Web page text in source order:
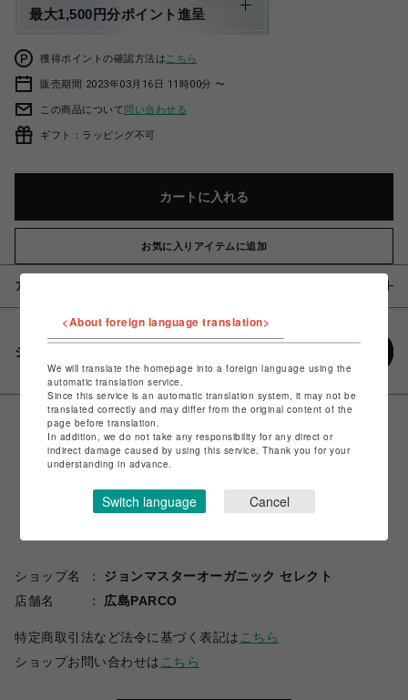
最大1,500円分ポイント進呈
獲得ポイントの確認方法は こちら
販売期間 2023年03月16日 11時00分 〜
この商品について問い合わせる
ギフト：ラッピング不可
カートに入れる
お気に入りアイテムに追加
アイテム説明 / 素材
シェアする
ショップ名
ジョンマスターオーガニック セレクト
店舗名
広島PARCO
特定商取引法など法令に基づく表記は こちら
ショップお問い合わせは こちら
<About foreign language translation>
We will translate the homepage into a foreign language using the
automatic translation service.
Since this service is an automatic translation system, it may not be
translated correctly and may differ from the original content of the
page before translation.
In addition, we do not take any responsibility for any direct or
indirect damage caused by using this service. Thank you for your
understanding in advance.
Switch language Cancel